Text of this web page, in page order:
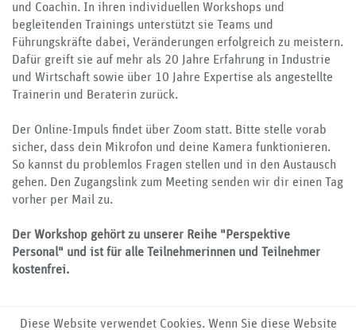
und Coachin. In ihren individuellen Workshops und
begleitenden Trainings unterstützt sie Teams und
Führungskräfte dabei, Veränderungen erfolgreich zu meistern.
Dafür greift sie auf mehr als 20 Jahre Erfahrung in Industrie
und Wirtschaft sowie über 10 Jahre Expertise als angestellte
Trainerin und Beraterin zurück.
Der Online-Impuls findet über Zoom statt. Bitte stelle vorab
sicher, dass dein Mikrofon und deine Kamera funktionieren.
So kannst du problemlos Fragen stellen und in den Austausch
gehen. Den Zugangslink zum Meeting senden wir dir einen Tag
vorher per Mail zu.
Der Workshop gehört zu unserer Reihe "Perspektive
Personal" und ist für alle Teilnehmerinnen und Teilnehmer
kostenfrei.
Diese Website verwendet Cookies. Wenn Sie diese Website